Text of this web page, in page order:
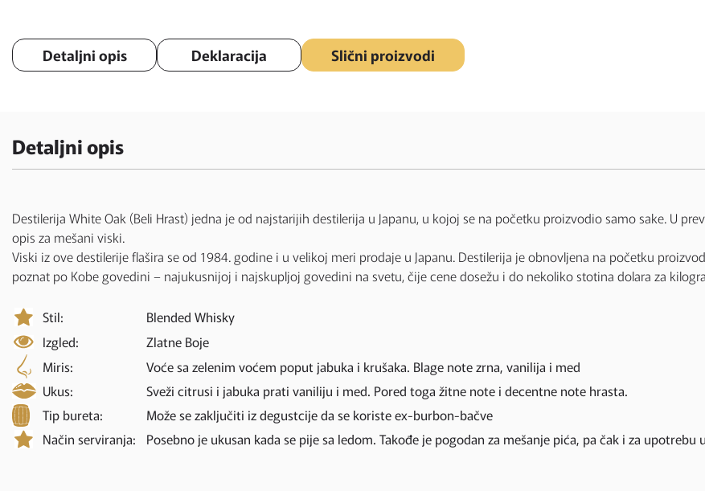
Detaljni opis Deklaracija Slični proizvodi
Detaljni opis
Destilerija White Oak (Beli Hrast) jedna je od najstarijih destilerija u Japanu, u kojoj se na početku proizvodio samo sake. U
opis za mešani viski.
Viski iz ove destilerije flašira se od 1984. godine i u velikoj meri prodaje u Japanu. Destilerija je obnovljena na početku
poznat po Kobe govedini – najukusnijoj i najskupljoj govedini na svetu, čije cene dosežu i do nekoliko stotina dolara za
Stil:
Blended Whisky
Izgled:
Zlatne Boje
Miris:
Voće sa zelenim voćem poput jabuka i krušaka. Blage note zrna, vanilija i med
Ukus:
Sveži citrusi i jabuka prati vaniliju i med. Pored toga žitne note i decentne note hrasta.
Tip bureta:
Može se zaključiti iz degustcije da se koriste ex-burbon-bačve
Način serviranja:
Posebno je ukusan kada se pije sa ledom. Takođe je pogodan za mešanje pića, pa čak i za